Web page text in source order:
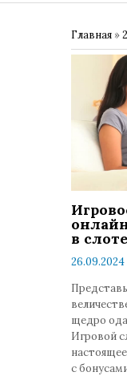
Главная »
в
26.09.2024
щедро
Игровой
с